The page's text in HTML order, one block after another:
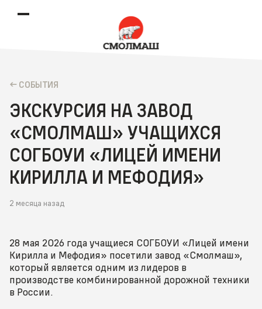
CОБЫТИЯ
ЭКСКУРСИЯ НА ЗАВОД
«СМОЛМАШ» УЧАЩИХСЯ
СОГБОУИ «ЛИЦЕЙ ИМЕНИ
КИРИЛЛА И МЕФОДИЯ»
2 месяца назад
28 мая 2026 года учащиеся СОГБОУИ «Лицей имени
Кирилла и Мефодия» посетили завод «Смолмаш»,
который является одним из лидеров в
производстве комбинированной дорожной техники
в России.